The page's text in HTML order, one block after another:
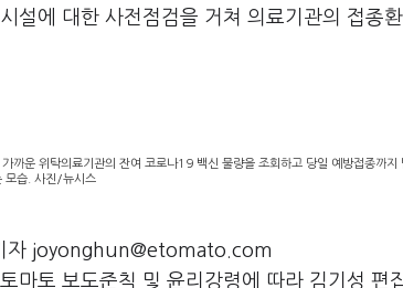
설에 대한 사전점검을 거쳐 의료기관의 접종
까운 위탁의료기관의 잔여 코로나19 백신 물량을 조회하고 당일 예방접종까
모습. 사진/뉴시스
자 joyonghun@etomato.com
마토 보도준칙 및 윤리강령에 따라 김기성 편